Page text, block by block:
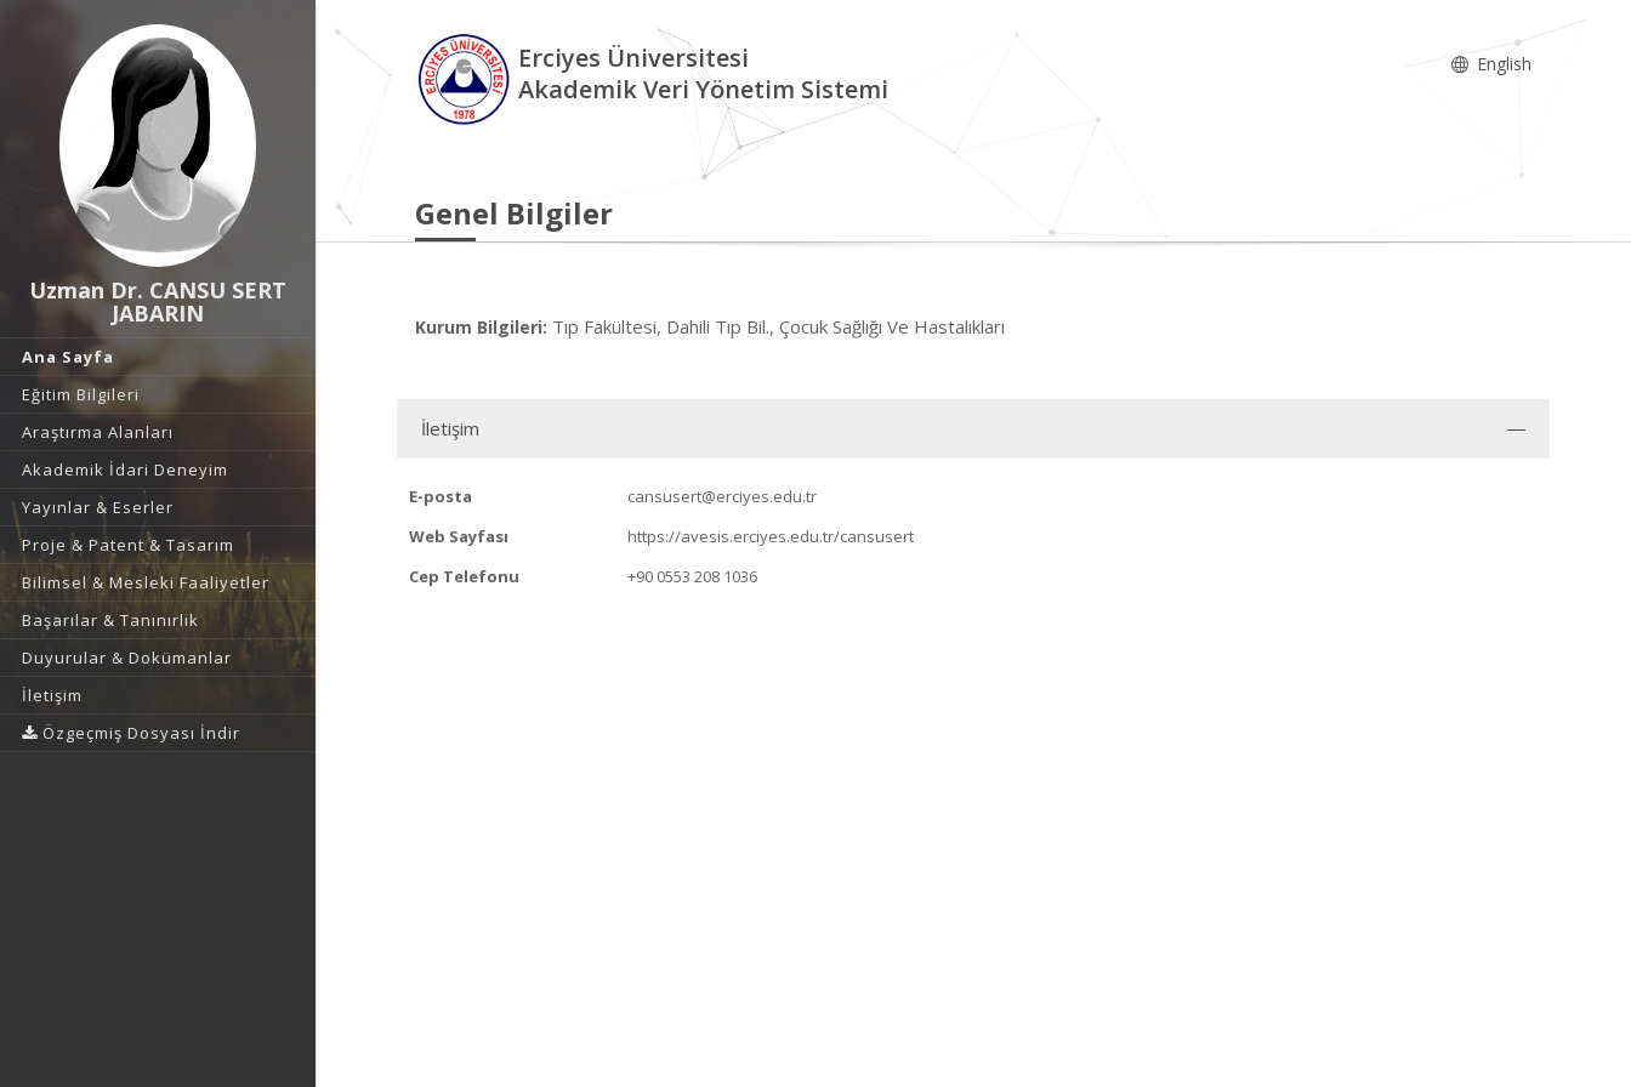
Uzman Dr. CANSU SERT
JABARIN
Ana Sayfa
Eğitim Bilgileri
Araştırma Alanları
Akademik İdari Deneyim
Yayınlar & Eserler
Proje & Patent & Tasarım
Bilimsel & Mesleki Faaliyetler
Başarılar & Tanınırlık
Duyurular & Dokümanlar
İletişim
Özgeçmiş Dosyası İndir
Erciyes Üniversitesi
Akademik Veri Yönetim Sistemi
English
Genel Bilgiler
Kurum Bilgileri: Tıp Fakültesi, Dahili Tıp Bil., Çocuk Sağlığı Ve Hastalıkları
İletişim
E-posta
cansusert@erciyes.edu.tr
Web Sayfası
https://avesis.erciyes.edu.tr/cansusert
Cep Telefonu
+90 0553 208 1036